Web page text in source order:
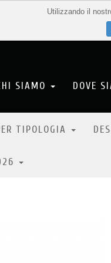
SIAMO DOVE
TIPOLOGIA
Utilizzando il